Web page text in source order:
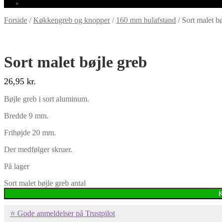
Forside /Køkkengreb og knopper/ 160 mm hulafstand / Sort malet
Sort malet bøjle greb
26,95 kr.
Bøjle greb i sort aluminum.
Bredde 9 mm.
Frihøjde 20 mm.
Der medfølger skruer.
På lager
Sort malet bøjle greb antal
⭐ Gode anmeldelser på Trustpilot